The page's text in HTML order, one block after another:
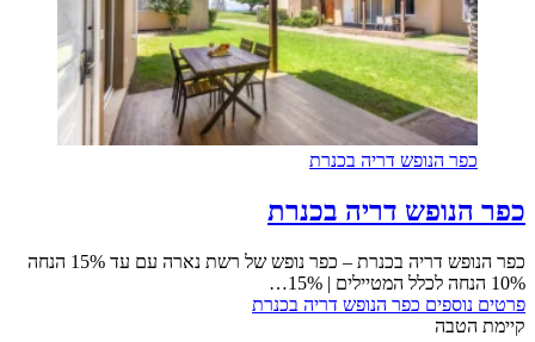
כפר הנופש דריה בכנרת
כפר הנופש דריה בכנרת
כפר הנופש דריה בכנרת – כפר נופש של רשת נארה עם עד 15% הנחה
10% הנחה לכלל המטיילים | 15%…
פרטים נוספים כפר הנופש דריה בכנרת
קיימת הטבה